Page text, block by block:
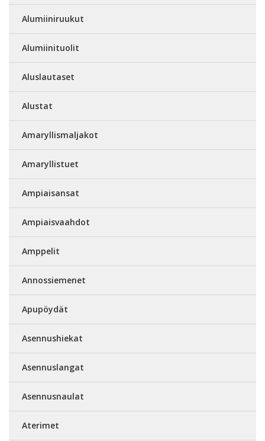
Alumiiniruukut
Alumiinituolit
Aluslautaset
Alustat
Amaryllismaljakot
Amaryllistuet
Ampiaisansat
Ampiaisvaahdot
Amppelit
Annossiemenet
Apupöydät
Asennushiekat
Asennuslangat
Asennusnaulat
Aterimet